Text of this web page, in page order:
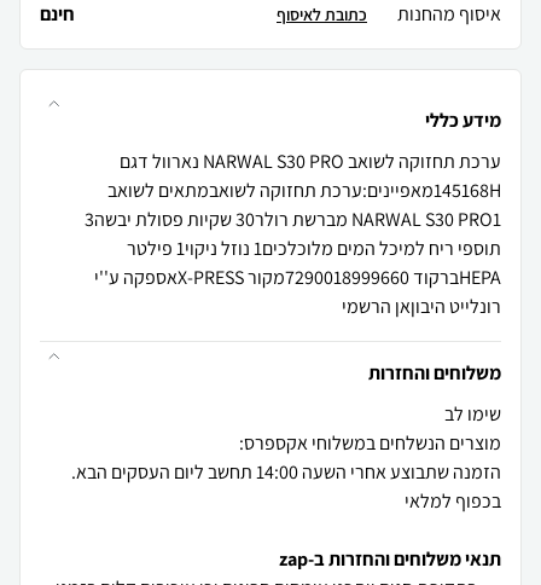
איסוף מהחנות
חינם כתובת לאיסוף
מידע כללי
ערכת תחזוקה לשואב NARWAL S30 PRO נארוול דגם
145168Hמאפיינים:ערכת תחזוקה לשואבמתאים לשואב
NARWAL S30 PRO1 מברשת רולר30 שקיות פסולת יבשה3
תוספי ריח למיכל המים מלוכלכים1 נוזל ניקוי1 פילטר
HEPAברקוד 7290018999660מקור X-PRESSאספקה ע''י
רונלייט היבוןאן הרשמי
משלוחים והחזרות
הזמנה שתבוצע אחרי השעה 14:00 תחשב ליום העסקים הבא.
בכפוף למלאי
תנאי משלוחים והחזרות ב-zap